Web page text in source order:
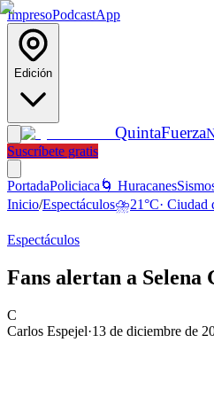
ImpresoPodcastApp
Edición
QuintaFuerza
Suscríbete gratis
PortadaPoliciaca 🌀 Huracanes
Inicio/Espectáculos⛈️21°C· Ciudad
Espectáculos
Fans alertan a Selena
C
Carlos Espejel·13 de diciembre de